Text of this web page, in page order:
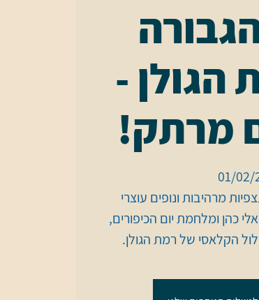
הגולן -
מרתק!
מרהיבות ונופים עוצרי
כהן ומלחמת יום הכיפורים,
הקלאסי של רמת הגולן.